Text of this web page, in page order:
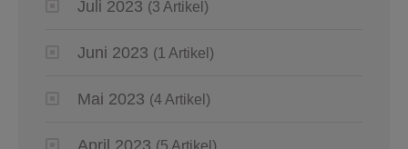
Juli 2023 (3 Artikel)
Juni 2023 (1 Artikel)
Mai 2023 (4 Artikel)
April 2023 (5 Artikel)